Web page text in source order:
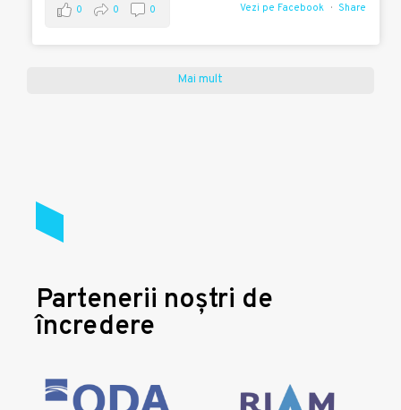
Vezi pe Facebook Share
0 0 0
Mai mult
Partenerii noștri de
încredere